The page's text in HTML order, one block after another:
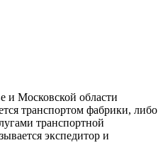
и Московской области
транспортом фабрики, либо
транспортной
экспедитор и